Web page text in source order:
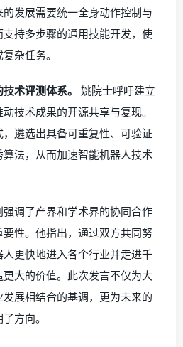
发展需要统一全身动作控制与
持多步骤的通用技能开发，使
杂任务。
术评测体系。
姚院士呼吁建立
技术成果的开源共享与复现。
遴选出具备可重复性、可验证
法，从而加速智能机器人技术
调了产界和学术界的协同合作
性。他指出，通过双方共同努
更快地进入各个行业并走进千
大的价值。此次发言不仅为大
展相结合的基调，更为未来的
方向。